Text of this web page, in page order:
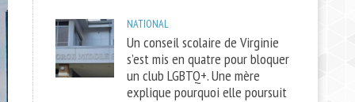
NATIONAL
Un conseil scolaire de Virginie
s’est mis en quatre pour bloquer
un club LGBTQ+. Une mère
explique pourquoi elle poursuit